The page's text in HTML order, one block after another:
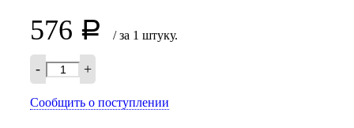
576 Р / за 1 штуку.
- +
Сообщить о поступлении